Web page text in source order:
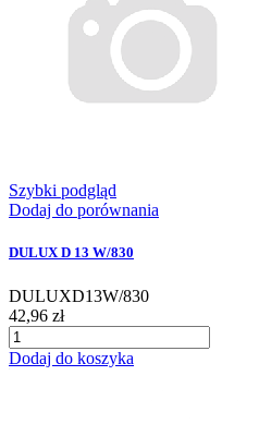
Szybki podgląd
Dodaj do porównania
DULUX D 13 W/830
DULUXD13W/830
42,96 zł
Dodaj do koszyka